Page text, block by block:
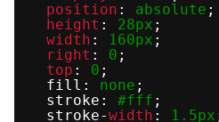
position : absolute ;
height : 28px ;
width : 160px ;
right : 0 ;
top : 0 ;
fill: none ;
stroke: #fff ;
stroke-width : 1.5px